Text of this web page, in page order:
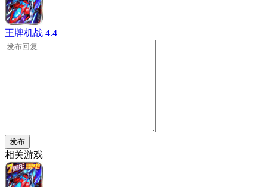
王牌机战 4.4
发布
相关游戏